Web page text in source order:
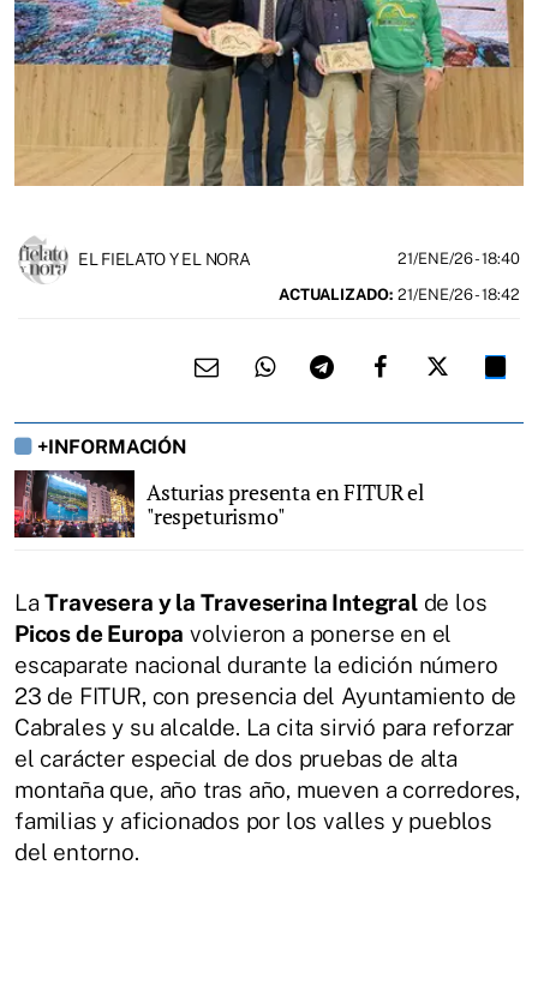
EL FIELATO Y EL NORA 21/ENE/26- 18:40
ACTUALIZADO: 21/ENE/26 - 18:42
+INFORMACIÓN
Asturias presenta en FITUR el
"respeturismo"
LaTravesera y la Traveserina Integralde los
Picos de Europa volvieron a ponerse en el
escaparate nacional durante la edición número
23 de FITUR, con presencia del Ayuntamiento de
Cabrales y su alcalde. La cita sirvió para reforzar
el carácter especial de dos pruebas de alta
montaña que, año tras año, mueven a corredores,
familias y aficionados por los valles y pueblos
del entorno.